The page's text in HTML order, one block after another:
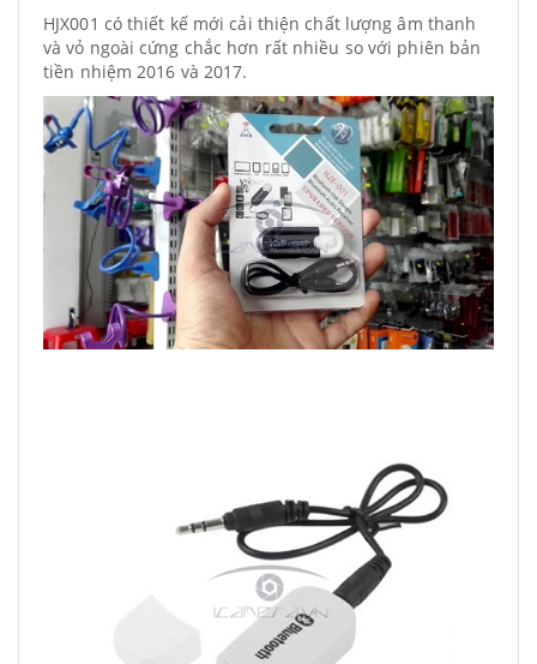
HJX001 có thiết kế mới cải thiện chất lượng âm thanh
và vỏ ngoài cứng chắc hơn rất nhiều so với phiên bản
tiền nhiệm 2016 và 2017.